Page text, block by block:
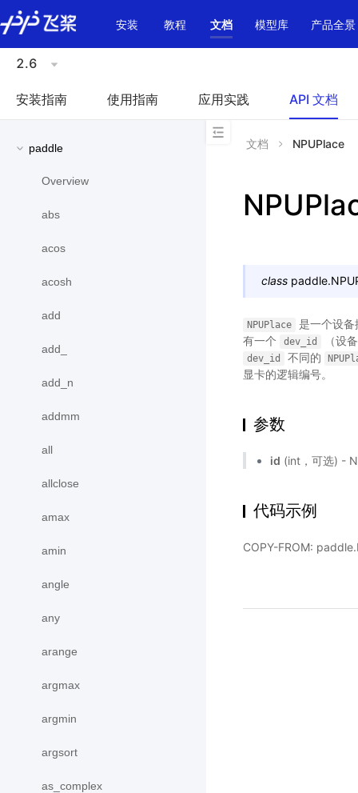
\u200E
安装
教程 文档 模型库 产品全景
2.6
安装指南 使用指南 应用实践 API 文档
paddle
Overview
abs
acos
acosh
add
add_
add_n
addmm
all
allclose
amax
amin
angle
any
arange
argmax
argmin
argsort
as_complex
文档 NPUPlace
class paddle.
NPUPlace
是一个设
有一个
dev_id （设
dev_id 不同的
显卡的逻辑编号。
参数
id (int，可选) -
代码示例
COPY-FROM: